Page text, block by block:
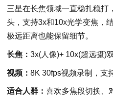
三星在长焦领域一直稳扎稳打
头，支持3x和10x光学变焦，
极远距离也能保留细节。
长焦： 3x(人像)+ 10x(超远摄)
视频： 8K 30fps视频录制，支
适合人群： 喜欢多焦段切换、